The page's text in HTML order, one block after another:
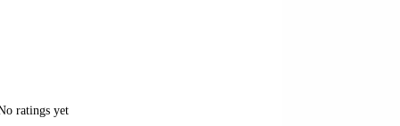
5 stars.
ratings yet